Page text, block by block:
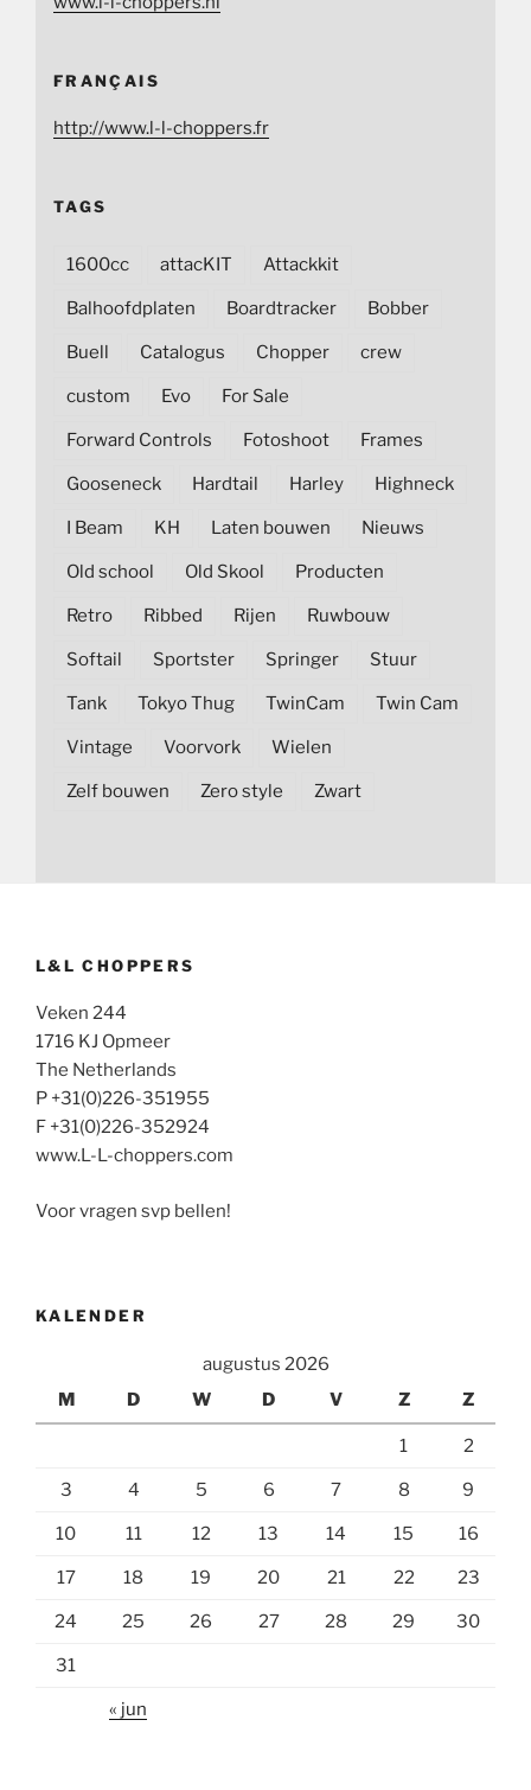
FRANÇAIS
http://www.l-l-choppers.fr
TAGS
1600cc attacKIT Attackkit
Balhoofdplaten Boardtracker Bobber
Buell Catalogus Chopper crew
custom Evo For Sale
Forward Controls Fotoshoot Frames
Gooseneck Hardtail Harley Highneck
I Beam KH Laten bouwen Nieuws
Old school Old Skool Producten
Retro Ribbed Rijen Ruwbouw
Softail Sportster Springer Stuur
Tank Tokyo Thug TwinCam Twin Cam
Vintage Voorvork Wielen
Zelf bouwen Zero style Zwart
L&L CHOPPERS
Veken 244
1716 KJ Opmeer
The Netherlands
P +31(0)226-351955
F +31(0)226-352924
www.L-L-choppers.com
Voor vragen svp bellen!
KALENDER
augustus 2026
M
D W D V Z Z
1 2
3 4 5 6 7 8 9
10 11 12 13 14 15 16
17 18 19 20 21 22 23
24 25 26 27 28 29 30
31
« jun